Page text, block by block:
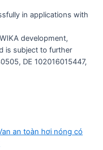
in applications with
development,
is subject to further
DE 102016015447,